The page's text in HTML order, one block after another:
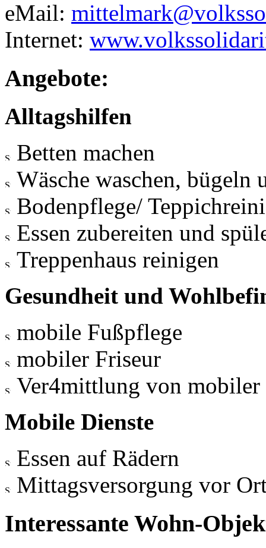
eMail:
Internet:
Angebote:
Alltagshilfen
Betten machen
Wäsche waschen, bügeln
Bodenpflege/
Essen zubereiten und
Treppenhaus reinigen
Gesundheit und
mobile Fußpflege
mobiler Friseur
Ver4mittlung von
Mobile Dienste
Essen auf Rädern
Mittagsversorgung vor
Interessante Wohn-